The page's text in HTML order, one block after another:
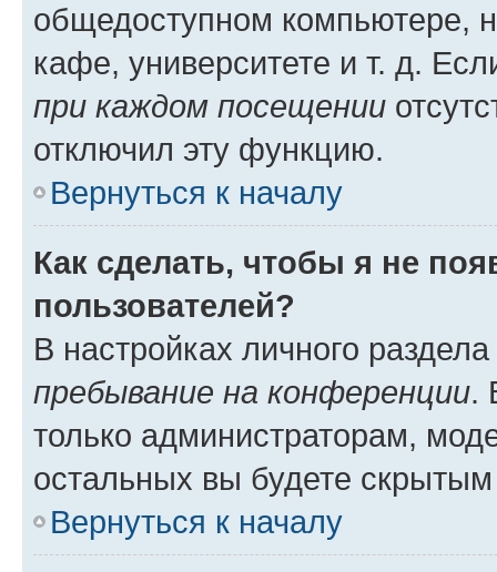
общедоступном компьютере,
кафе, университете и т. д.
при каждом посещении
отключил эту функцию.
Вернуться к началу
Как сделать, чтобы я не
пользователей?
В настройках личного
пребывание на конференции.
только администраторам,
остальных вы будете
Вернуться к началу